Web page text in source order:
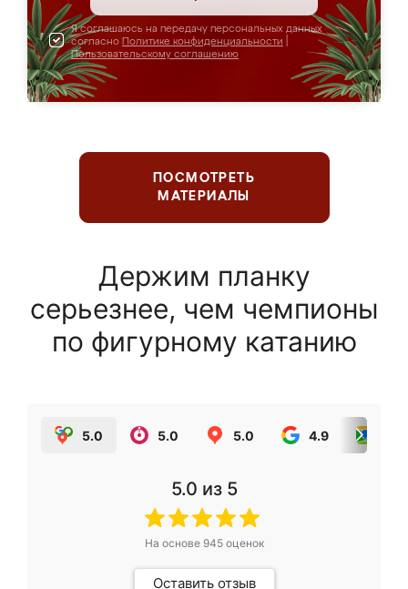
Я соглашаюсь на передачу персональных данных
согласно Политике конфиденциальности
Пользовательскому соглашению
ПОСМОТРЕТЬ
МАТЕРИАЛЫ
Держим планку
серьезнее, чем чемпионы
по фигурному катанию
5.0 5.0 5.0 4.9
5.0 из 5
На основе 945оценок
Оставить отзыв